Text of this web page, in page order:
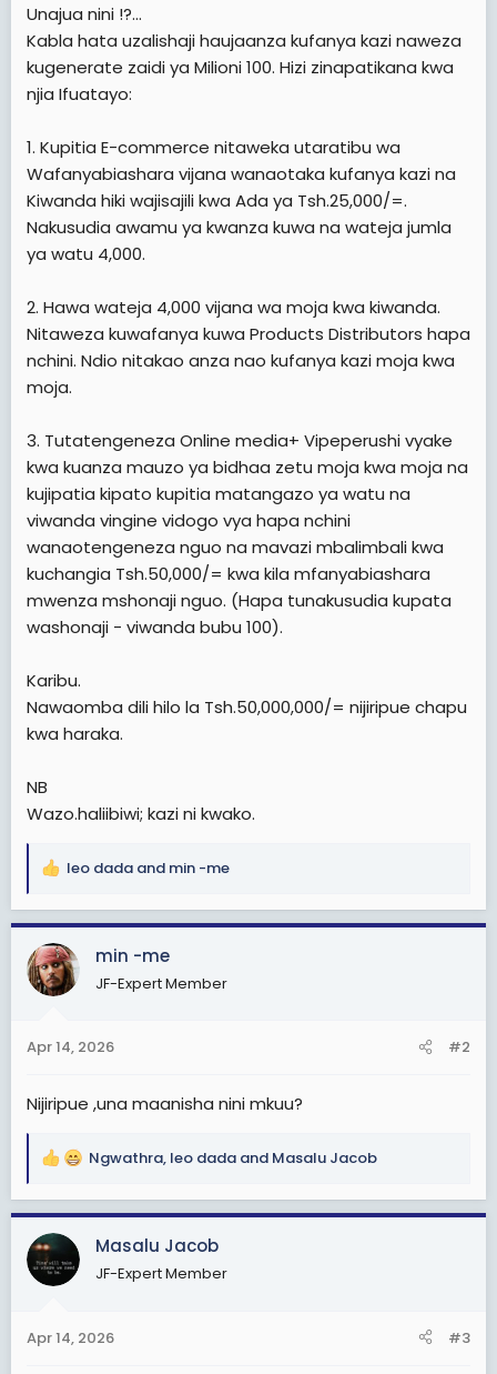
Unajua nini !?...
Kabla hata uzalishaji haujaanza kufanya kazi naweza
kugenerate zaidi ya Milioni 100. Hizi zinapatikana kwa
njia Ifuatayo:
1. Kupitia E-commerce nitaweka utaratibu wa
Wafanyabiashara vijana wanaotaka kufanya kazi na
Kiwanda hiki wajisajili kwa Ada ya Tsh.25,000/=.
Nakusudia awamu ya kwanza kuwa na wateja jumla
ya watu 4,000.
2. Hawa wateja 4,000 vijana wa moja kwa kiwanda.
Nitaweza kuwafanya kuwa Products Distributors hapa
nchini. Ndio nitakao anza nao kufanya kazi moja kwa
moja.
3. Tutatengeneza Online media+ Vipeperushi vyake
kwa kuanza mauzo ya bidhaa zetu moja kwa moja na
kujipatia kipato kupitia matangazo ya watu na
viwanda vingine vidogo vya hapa nchini
wanaotengeneza nguo na mavazi mbalimbali kwa
kuchangia Tsh.50,000/= kwa kila mfanyabiashara
mwenza mshonaji nguo. (Hapa tunakusudia kupata
washonaji - viwanda bubu 100).
Karibu.
Nawaomba dili hilo la Tsh.50,000,000/= nijiripue chapu
kwa haraka.
NB
Wazo.haliibiwi; kazi ni kwako.
R
a
c
t
i
s
leo dada and min -me
min -me
JF-Expert Member
Apr 14, 2026 #2
Nijiripue ,una maanisha nini mkuu?
R
a
c
t
i
s
Ngwathra, leo dada and Masalu Jacob
Masalu Jacob
JF-Expert Member
Apr 14, 2026 #3